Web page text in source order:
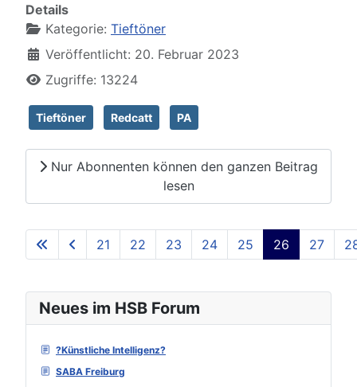
Neues im HSB Forum
?Künstliche Intelligenz?
SABA Freiburg
Details
Kategorie: Tieftöner
Veröffentlicht: 20. Februar 2023
Zugriffe: 13224
Tieftöner Redcatt PA
Nur Abonnenten können den ganzen Beitrag
lesen
Seite 26 von 129
21 22 23 24 25 26 27